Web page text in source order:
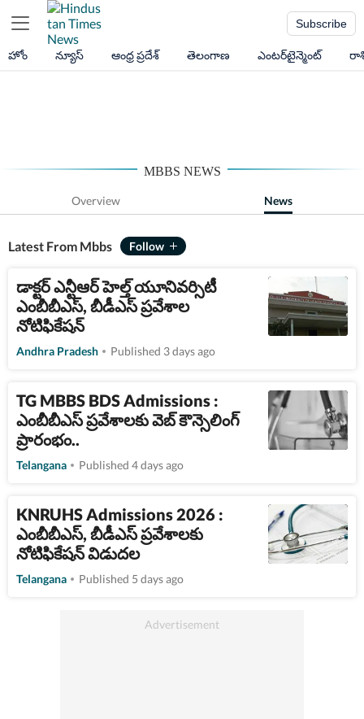
Subscribe
హోం న్యూస్ ఆంధ్ర ప్రదేశ్ తెలంగాణ ఎంటర్‌టైన్మెంట్
MBBS NEWS
Overview News
Latest From Mbbs
డాక్టర్ ఎన్టీఆర్ హెల్త్ యూనివర్సిటీ
ఎంబీబీఎస్, బీడీఎస్ ప్రవేశాల
నోటిఫికేషన్
Andhra Pradesh Published 3 days ago
TG MBBS BDS Admissions :
ఎంబీబీఎస్ ప్రవేశాలకు వెబ్‌ కౌన్సెలింగ్‌
ప్రారంభం..
Telangana Published 4 days ago
KNRUHS Admissions 2026 :
ఎంబీబీఎస్, బీడీఎస్ ప్రవేశాలకు
నోటిఫికేషన్ విడుదల
Telangana Published 5 days ago